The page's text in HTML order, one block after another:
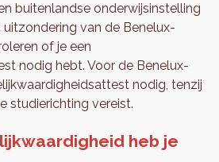
buitenlandse onderwijsinstelling
van de Benelux-
of je een
nodig hebt. Voor de Benelux-
nodig, tenzij
studierichting vereist.
heb je